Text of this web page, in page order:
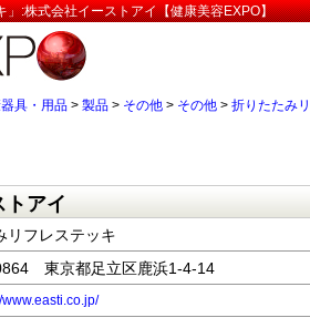
」:株式会社イーストアイ【健康美容EXPO】
具・用品 > 製品 > その他 > その他 > 折りたたみ
トアイ
リフレステッキ
東京都足立区鹿浜1-4-14
www.easti.co.jp/